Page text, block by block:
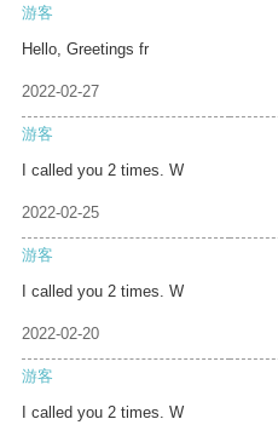
游客
Hello, Greetings fr
2022-02-27
游客
I called you 2 times. W
2022-02-25
游客
I called you 2 times. W
2022-02-20
游客
I called you 2 times. W